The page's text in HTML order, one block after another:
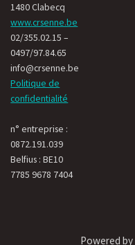
1480 Clabecq
www.crsenne.be
02/355.02.15 –
0497/97.84.65
info@crsenne.be
Politique de
confidentialité
n° entreprise :
0872.191.039
Belfius : BE10
7785 9678 7404
Powered by